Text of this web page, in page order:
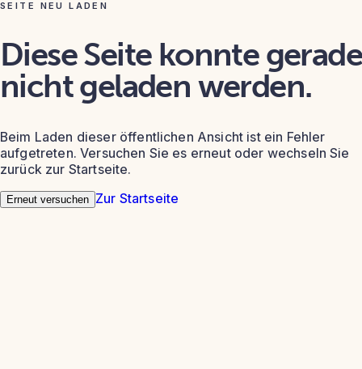
SEITE NEU LADEN
Diese Seite konnte gerade
nicht geladen werden.
Beim Laden dieser öffentlichen Ansicht ist ein Fehler
aufgetreten. Versuchen Sie es erneut oder wechseln Sie
zurück zur Startseite.
Erneut versuchen Zur Startseite